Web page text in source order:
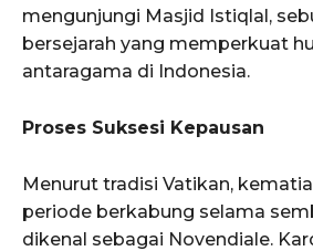
mengunjungi Masjid Istiqlal,
bersejarah yang memperkuat
antaragama di Indonesia.
Proses Suksesi Kepausan
Menurut tradisi Vatikan,
periode berkabung selama
dikenal sebagai Novendiale.